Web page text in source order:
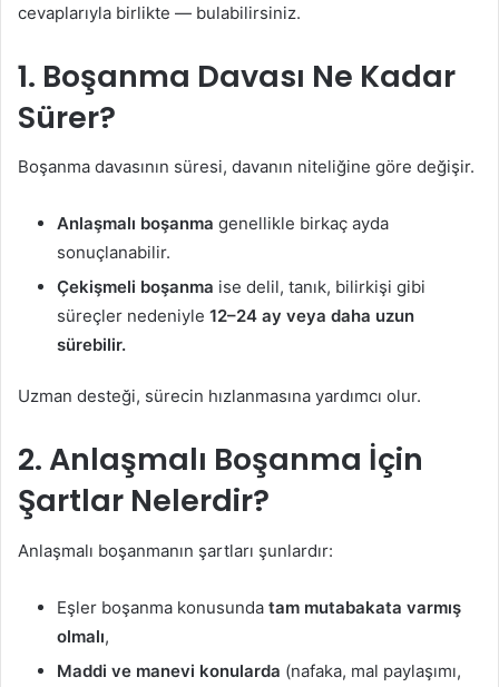
cevaplarıyla birlikte — bulabilirsiniz.
1. Boşanma Davası Ne Kadar
Sürer?
Boşanma davasının süresi, davanın niteliğine göre değişir.
Anlaşmalı boşanma genellikle birkaç ayda
sonuçlanabilir.
Çekişmeli boşanma ise delil, tanık, bilirkişi gibi
süreçler nedeniyle 12–24 ay veya daha uzun
sürebilir.
Uzman desteği, sürecin hızlanmasına yardımcı olur.
2. Anlaşmalı Boşanma İçin
Şartlar Nelerdir?
Anlaşmalı boşanmanın şartları şunlardır:
Eşler boşanma konusunda tam mutabakata varmış
olmalı,
Maddi ve manevi konularda (nafaka, mal paylaşımı,